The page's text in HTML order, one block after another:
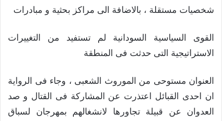
شخصيات مستقلة ، بالاضافة الى مراكز بحثية و مبادرات
القوى السياسية السودانية لم تستفيد من التغييرات
الاستراتيجية التى حدثت فى المنطقة
العنوان مستوحى من الموروث الشعبى ، وجاء فى الرواية
ان احدى القبائل اعتذرت عن المشاركة فى القتال و صد
العدوان عن قبيلة تجاورها لانشغالهم بمهرجان لسباق